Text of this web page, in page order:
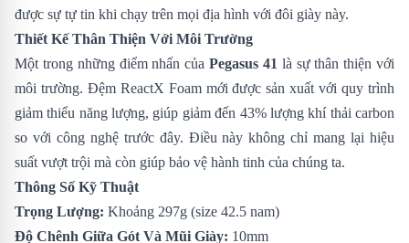
được sự tự tin khi chạy trên mọi địa hình với đôi giày này.
Thiết Kế Thân Thiện Với Môi Trường
Một trong những điểm nhấn của Pegasus 41 là sự thân thiện với
môi trường. Đệm ReactX Foam mới được sản xuất với quy trình
giảm thiểu năng lượng, giúp giảm đến 43% lượng khí thải carbon
so với công nghệ trước đây. Điều này không chỉ mang lại hiệu
suất vượt trội mà còn giúp bảo vệ hành tinh của chúng ta.
Thông Số Kỹ Thuật
Trọng Lượng: Khoảng 297g (size 42.5 nam)
Độ Chênh Giữa Gót Và Mũi Giày: 10mm